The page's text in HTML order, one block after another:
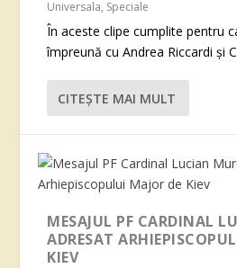
Universala, Speciale
În aceste clipe cumplite pentru
împreună cu Andrea Riccardi și
CITEŞTE MAI MULT
MESAJUL PF CARDINAL
ADRESAT
KIEV